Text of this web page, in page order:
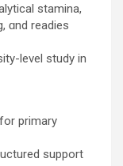
stamina,
ɑnd readies
level study іn
primary
support